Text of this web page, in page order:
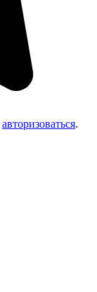
авторизоваться.